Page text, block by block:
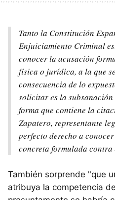
Tanto la Constitución
Enjuiciamiento Criminal
conocer la acusación
física o jurídica, a la que
consecuencia de lo
solicitar es la subsanación
forma que contiene la
Zapatero, representante
perfecto derecho a
concreta formulada contra
También sorprende "que
atribuya la competencia